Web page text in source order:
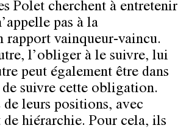
Polet cherchent à entretenir
pas à la
vainqueur-vaincu.
l’obliger à le suivre, lui
peut également être dans
suivre cette obligation.
leurs positions, avec
de hiérarchie. Pour cela, ils